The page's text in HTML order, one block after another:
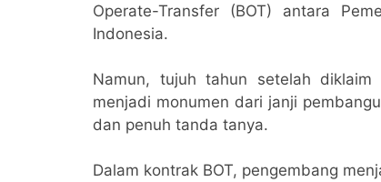
Operate-Transfer (BOT) antara
Indonesia.
Namun, tujuh tahun setelah
menjadi monumen dari janji
dan penuh tanda tanya.
Dalam kontrak BOT, pengembang